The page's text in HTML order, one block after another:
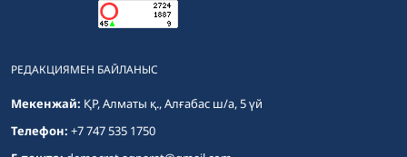
РЕДАКЦИЯМЕН БАЙЛАНЫС
Мекенжай: ҚР, Алматы қ., Алғабас ш/а, 5 үй
Телефон: +7 747 535 1750